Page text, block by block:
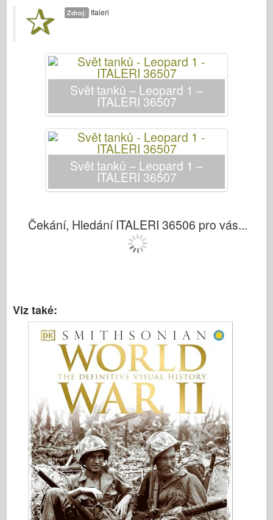
Italeri
Meng Model
Tamiya
Trumpetista
Zvezda
Alba-Fotky
Procházka kolem
Dvd
Zdroj: Italeri
Svět tanků – Leopard 1 –
ITALERI 36507
Svět tanků – Leopard 1 –
ITALERI 36507
Čekání, Hledání ITALERI 36506 pro vás...
Viz také: